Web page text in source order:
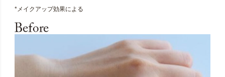
*メイクアップ効果による